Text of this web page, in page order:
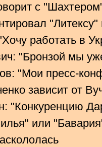
с
работать в
"Бронзой мы
"Мои пресс-
зависит от
"Конкуренцию
или